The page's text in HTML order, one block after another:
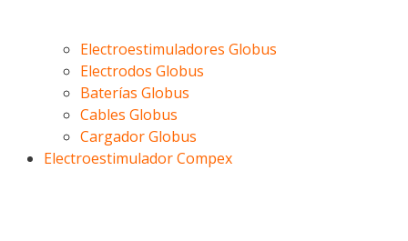
Electroestimuladores Globus
Electrodos Globus
Baterías Globus
Cables Globus
Cargador Globus
Electroestimulador Compex